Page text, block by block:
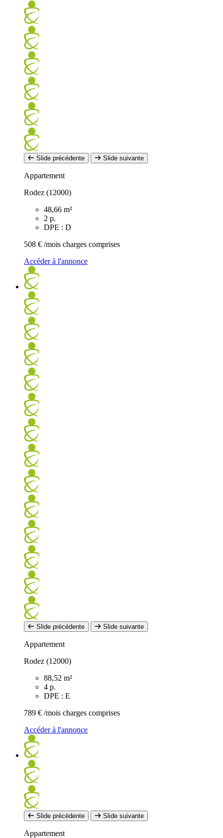
Slide précédente Slide suivante
Appartement
Rodez (12000)
48,66 m²
2 p.
DPE : D
508 € /mois charges comprises
Accéder à l'annonce
Slide précédente Slide suivante
Appartement
Rodez (12000)
88,52 m²
4 p.
DPE : E
789 € /mois charges comprises
Accéder à l'annonce
Slide précédente Slide suivante
Appartement